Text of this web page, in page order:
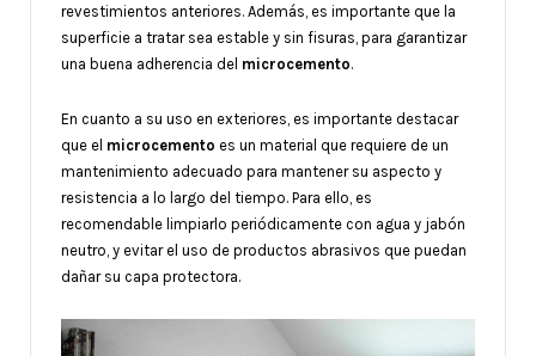
revestimientos anteriores. Además, es importante que la
superficie a tratar sea estable y sin fisuras, para garantizar
una buena adherencia del microcemento.
En cuanto a su uso en exteriores, es importante destacar
que el microcemento es un material que requiere de un
mantenimiento adecuado para mantener su aspecto y
resistencia a lo largo del tiempo. Para ello, es
recomendable limpiarlo periódicamente con agua y jabón
neutro, y evitar el uso de productos abrasivos que puedan
dañar su capa protectora.